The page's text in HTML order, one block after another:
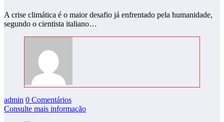
A crise climática é o maior desafio já enfrentado pela humanidade,
segundo o cientista italiano…
admin 0 Comentários
Consulte mais informação